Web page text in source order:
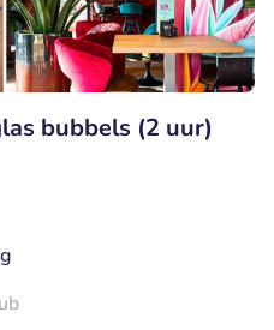
bubbels (2 uur)